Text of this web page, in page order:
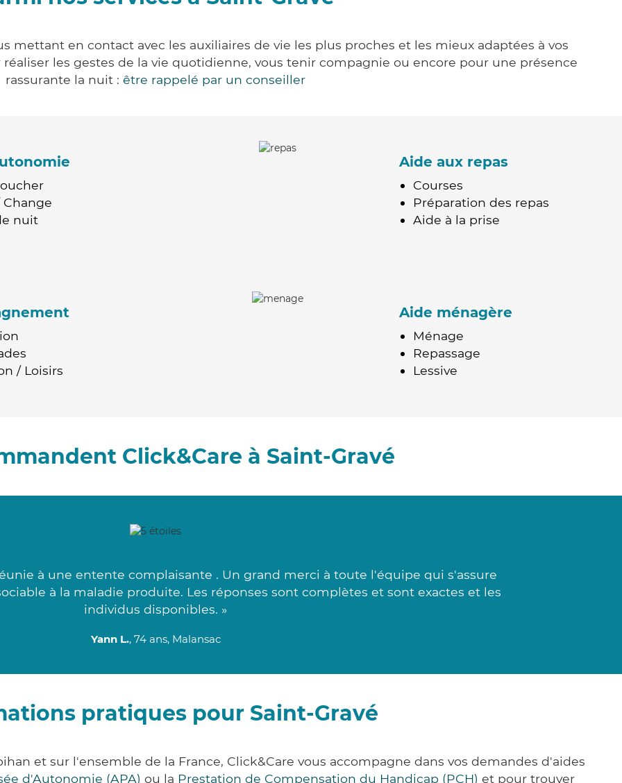
mettant en contact avec les auxiliaires de vie les plus proches et les mieux adaptées à vos
les gestes de la vie quotidienne, vous tenir compagnie ou encore pour une présence
rassurante la nuit : être rappelé par un conseiller
nuit
Aide aux repas
Courses
Préparation des repas
Aide à la prise
/ Loisirs
Aide ménagère
Ménage
Repassage
Lessive
Click&Care à Saint-Gravé
à une entente complaisante . Un grand merci à toute l'équipe qui s'assure
à la maladie produite. Les réponses sont complètes et sont exactes et les
individus disponibles. »
Yann L., 74 ans, Malansac
pratiques pour Saint-Gravé
et sur l'ensemble de la France, Click&Care vous accompagne dans vos demandes d'aides
d'Autonomie (APA) ou la Prestation de Compensation du Handicap (PCH) et pour trouver